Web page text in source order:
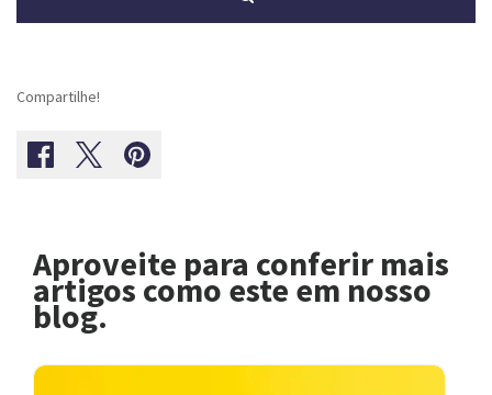
Compartilhe!
Aproveite para conferir mais
artigos como este em nosso
blog.